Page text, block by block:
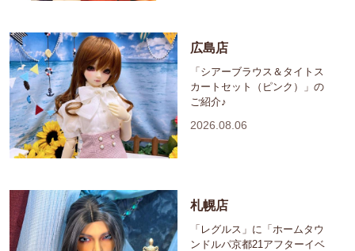
広島店
「シアーブラウス＆タイトス
カートセット（ピンク）」の
ご紹介♪
2026.08.06
札幌店
「レグルス」に「ホームタウ
ンドルパ京都21アフターイベ